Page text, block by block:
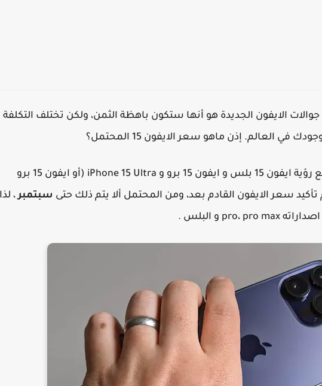
الايفون الجديدة هو أنها ستكون باهظة الثمن، ولكن تختلف التكلفة
العالم. إذن ماهو سعر الايفون 15 المحتمل؟
بالإضافة إلى الايفون 15 العادي ، نتوقع رؤية ايفون 15 بلس و ايفون 15 برو و iPhone 15 Ultra (أو ايفون 15 برو
سبتمبر، لذا